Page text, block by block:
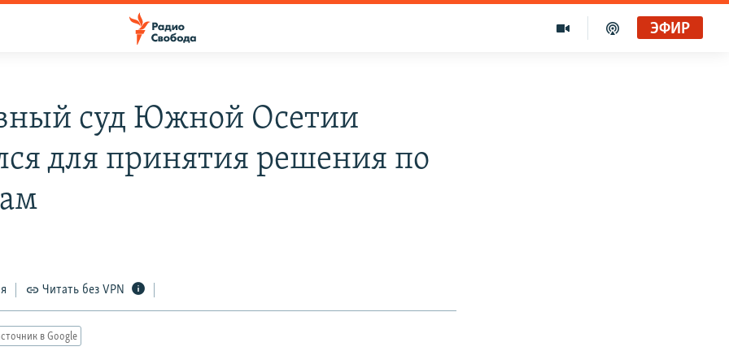
ЭФИР
суд Южной Осетии
для принятия решения по
Читать без VPN
в Google